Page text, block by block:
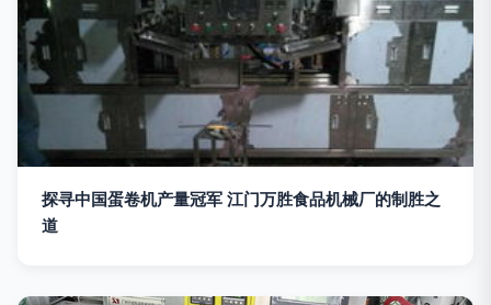
探寻中国蛋卷机产量冠军 江门万胜食品机械厂的制胜之
道